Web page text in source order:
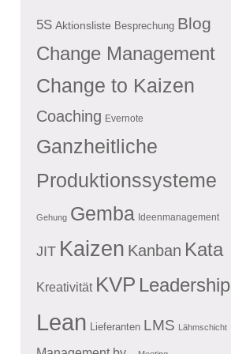
5S Aktionsliste Besprechung Blog
Change Management
Change to Kaizen
Coaching Evernote
Ganzheitliche
Produktionssysteme
Gehung Gemba Ideenmanagement
JIT Kaizen Kanban Kata
Kreativität KVP Leadership
Lean Lieferanten LMS Lähmschicht